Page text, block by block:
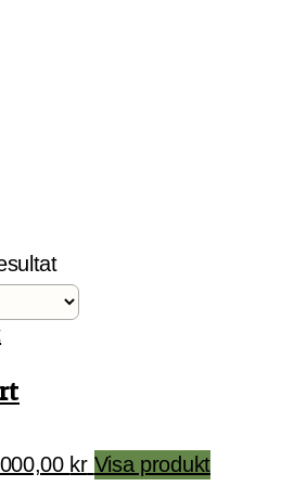
krPrisintervall:
Visa produktDen